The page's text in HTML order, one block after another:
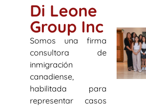
Di Leone
Group Inc
Somos una firma
consultora de
inmigración
canadiense,
habilitada para
representar casos